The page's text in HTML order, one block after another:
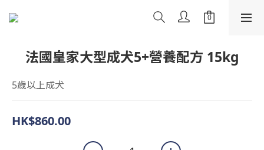
法國皇家大型成犬5+營養配方 15kg
5歲以上成犬
HK$860.00